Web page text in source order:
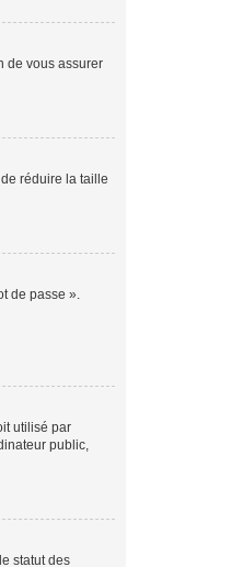
de vous assurer
réduire la taille
de passe ».
utilisé par
public,
statut des